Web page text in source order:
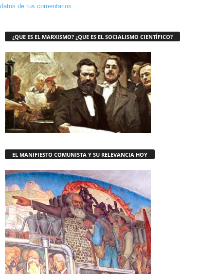
datos de tus comentarios.
¿QUE ES EL MARXISMO? ¿QUE ES EL SOCIALISMO CIENTÍFICO?
EL MANIFIESTO COMUNISTA Y SU RELEVANCIA HOY